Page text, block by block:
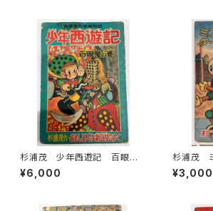
杉浦茂 少年西遊記 百眼魔
の巻 おもしろブック新年号付
録 1956年 おもしろブック
¥6,000
杉浦茂
年新年
¥3,000